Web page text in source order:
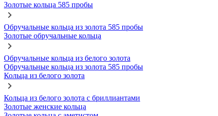
Золотые кольца 585 пробы
Обручальные кольца из золота 585 пробы
Золотые обручальные кольца
Обручальные кольца из белого золота
Обручальные кольца из золота 585 пробы
Кольца из белого золота
Кольца из белого золота с бриллиантами
Золотые женские кольца